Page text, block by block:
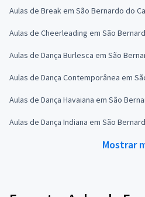
Aulas de Break em São Bernardo do
Aulas de Cheerleading em São
Aulas de Dança Burlesca em São
Aulas de Dança Contemporânea em
Aulas de Dança Havaiana em São
Aulas de Dança Indiana em São
Mostrar